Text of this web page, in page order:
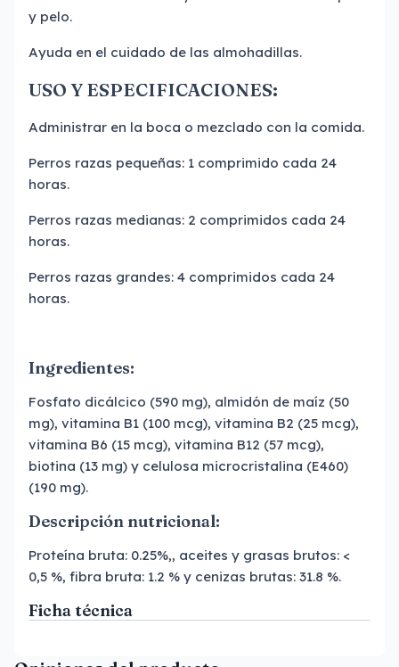
y pelo.
Ayuda en el cuidado de las almohadillas.
USO Y ESPECIFICACIONES:
Administrar en la boca o mezclado con la comida.
Perros razas pequeñas: 1 comprimido cada 24
horas.
Perros razas medianas: 2 comprimidos cada 24
horas.
Perros razas grandes: 4 comprimidos cada 24
horas.
Ingredientes:
Fosfato dicálcico (590 mg), almidón de maíz (50
mg), vitamina B1 (100 mcg), vitamina B2 (25 mcg),
vitamina B6 (15 mcg), vitamina B12 (57 mcg),
biotina (13 mg) y celulosa microcristalina (E460)
(190 mg).
Descripción nutricional:
Proteína bruta: 0.25%,, aceites y grasas brutos: <
0,5 %, fibra bruta: 1.2 % y cenizas brutas: 31.8 %.
Ficha técnica